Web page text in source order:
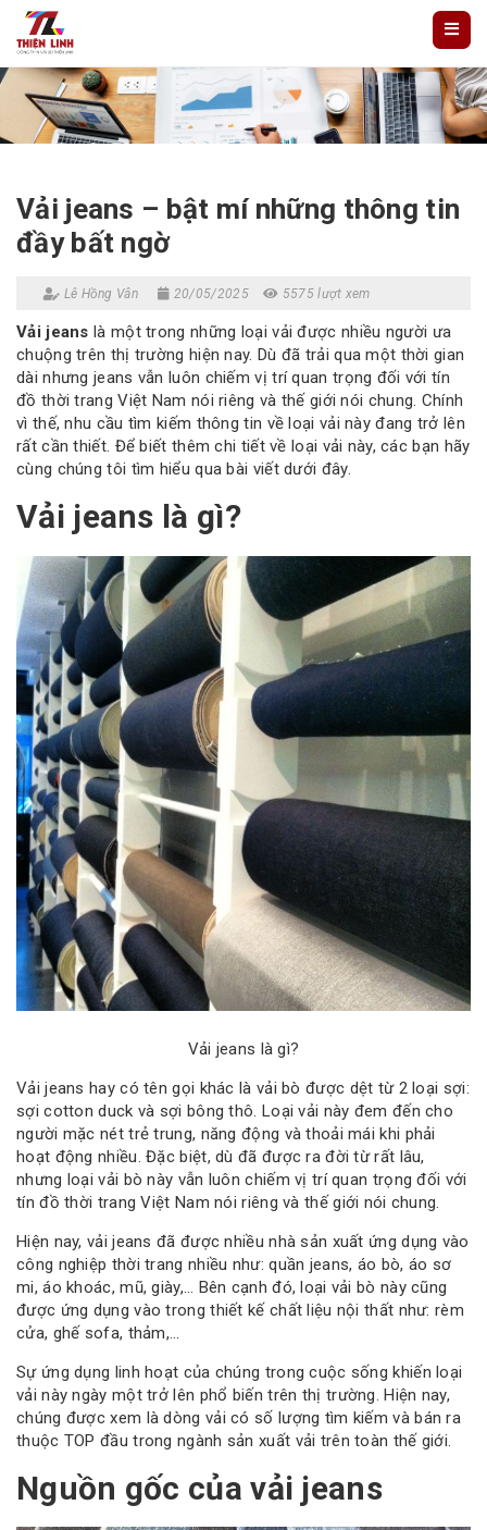
Vải jeans – bật mí những thông tin
đầy bất ngờ
Lê Hồng Vân 20/05/2025 5575 lượt xem
Vải jeans là một trong những loại vải được nhiều người ưa
chuộng trên thị trường hiện nay. Dù đã trải qua một thời gian
dài nhưng jeans vẫn luôn chiếm vị trí quan trọng đối với tín
đồ thời trang Việt Nam nói riêng và thế giới nói chung. Chính
vì thế, nhu cầu tìm kiếm thông tin về loại vải này đang trở lên
rất cần thiết. Để biết thêm chi tiết về loại vải này, các bạn hãy
cùng chúng tôi tìm hiểu qua bài viết dưới đây.
Vải jeans là gì?
Vải jeans là gì?
Vải jeans hay có tên gọi khác là vải bò được dệt từ 2 loại sợi:
sợi cotton duck và sợi bông thô. Loại vải này đem đến cho
người mặc nét trẻ trung, năng động và thoải mái khi phải
hoạt động nhiều. Đặc biệt, dù đã được ra đời từ rất lâu,
nhưng loại vải bò này vẫn luôn chiếm vị trí quan trọng đối với
tín đồ thời trang Việt Nam nói riêng và thế giới nói chung.
Hiện nay, vải jeans đã được nhiều nhà sản xuất ứng dụng vào
công nghiệp thời trang nhiều như: quần jeans, áo bò, áo sơ
mi, áo khoác, mũ, giày,… Bên cạnh đó, loại vải bò này cũng
được ứng dụng vào trong thiết kế chất liệu nội thất như: rèm
cửa, ghế sofa, thảm,…
Sự ứng dụng linh hoạt của chúng trong cuộc sống khiến loại
vải này ngày một trở lên phổ biến trên thị trường. Hiện nay,
chúng được xem là dòng vải có số lượng tìm kiếm và bán ra
thuộc TOP đầu trong ngành sản xuất vải trên toàn thế giới.
Nguồn gốc của vải jeans